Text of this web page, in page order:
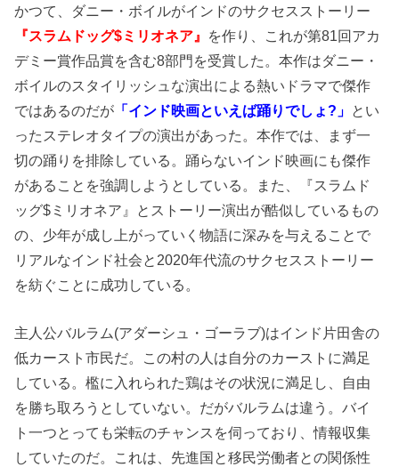
かつて、ダニー・ボイルがインドのサクセスストーリー
『スラムドッグ$ミリオネア』 を作り、これが第81回アカ
デミー賞作品賞を含む8部門を受賞した。本作はダニー・
ボイルのスタイリッシュな演出による熱いドラマで傑作
ではあるのだが 「インド映画といえば踊りでしょ?」 とい
ったステレオタイプの演出があった。本作では、まず一
切の踊りを排除している。踊らないインド映画にも傑作
があることを強調しようとしている。また、『スラムド
ッグ$ミリオネア』とストーリー演出が酷似しているもの
の、少年が成し上がっていく物語に深みを与えることで
リアルなインド社会と2020年代流のサクセスストーリー
を紡ぐことに成功している。
主人公バルラム(アダーシュ・ゴーラブ)はインド片田舎の
低カースト市民だ。この村の人は自分のカーストに満足
している。檻に入れられた鶏はその状況に満足し、自由
を勝ち取ろうとしていない。だがバルラムは違う。バイ
ト一つとっても栄転のチャンスを伺っており、情報収集
していたのだ。これは、先進国と移民労働者との関係性